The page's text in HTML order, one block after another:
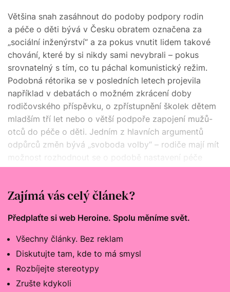
Většina snah zasáhnout do podoby podpory rodin
a péče o děti bývá v Česku obratem označena za
„sociální inženýrství“ a za pokus vnutit lidem takové
chování, které by si nikdy sami nevybrali – pokus
srovnatelný s tím, co tu páchal komunistický režim.
Podobná rétorika se v posledních letech projevila
například v debatách o možném zkrácení doby
rodičovského příspěvku, o zpřístupnění školek dětem
mladším tří let nebo o větší podpoře zapojení mužů-
otců do péče o děti. Jedním z hlavních argumentů
odpůrců změn bývá „svoboda volby“ – rodiče mají mít
možnost rozhodnout se o podobě nastavení péče
a rozdělení úloh ve své rodině a stát by do toho měl
Zajímá vás celý článek?
Předplaťte si web Heroine. Spolu měníme svět.
Všechny články. Bez reklam
Diskutujte tam, kde to má smysl
Rozbíjejte stereotypy
Zrušte kdykoli